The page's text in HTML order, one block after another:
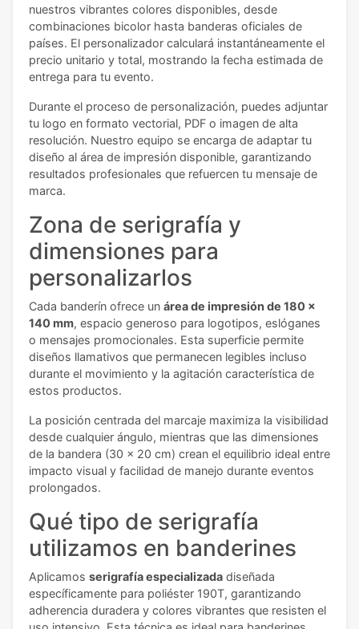
nuestros vibrantes colores disponibles, desde
combinaciones bicolor hasta banderas oficiales de
países. El personalizador calculará instantáneamente el
precio unitario y total, mostrando la fecha estimada de
entrega para tu evento.
Durante el proceso de personalización, puedes adjuntar
tu logo en formato vectorial, PDF o imagen de alta
resolución. Nuestro equipo se encarga de adaptar tu
diseño al área de impresión disponible, garantizando
resultados profesionales que refuercen tu mensaje de
marca.
Zona de serigrafía y
dimensiones para
personalizarlos
Cada banderín ofrece un área de impresión de 180 x
140 mm, espacio generoso para logotipos, eslóganes
o mensajes promocionales. Esta superficie permite
diseños llamativos que permanecen legibles incluso
durante el movimiento y la agitación característica de
estos productos.
La posición centrada del marcaje maximiza la visibilidad
desde cualquier ángulo, mientras que las dimensiones
de la bandera (30 x 20 cm) crean el equilibrio ideal entre
impacto visual y facilidad de manejo durante eventos
prolongados.
Qué tipo de serigrafía
utilizamos en banderines
Aplicamos serigrafía especializada diseñada
específicamente para poliéster 190T, garantizando
adherencia duradera y colores vibrantes que resisten el